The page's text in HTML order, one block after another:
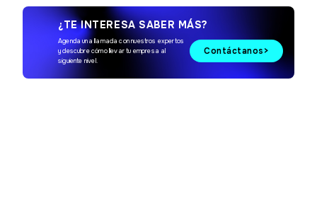
¿TE INTERESA SABER MÁS?
Agenda una llamada con nuestros expertos
y descubre cómo llevar tu empresa al
siguiente nivel.
Contáctanos